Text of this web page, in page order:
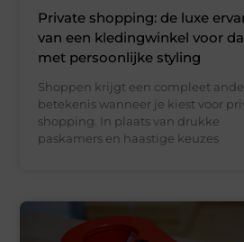
Private shopping: de luxe
van een kledingwinkel voor
met persoonlijke styling
Shoppen krijgt een compleet
betekenis wanneer je kiest voor
shopping. In plaats van drukke
paskamers en haastige keuzes